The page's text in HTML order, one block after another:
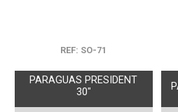
REF: SO-71
PARAGUAS PRESIDENT
30"